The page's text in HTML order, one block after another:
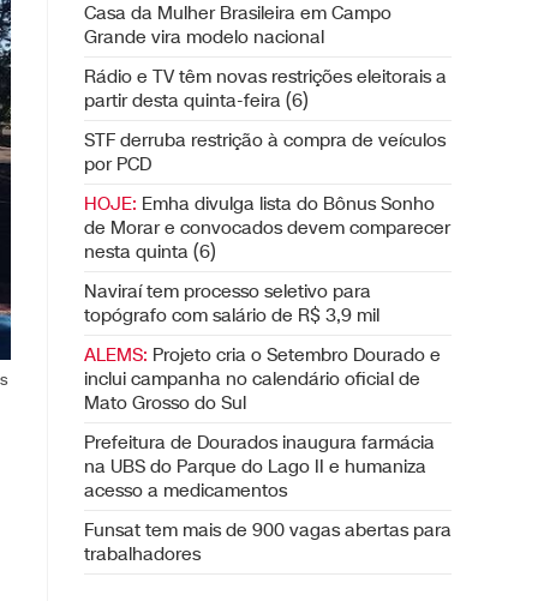
Casa da Mulher Brasileira em Campo
Grande vira modelo nacional
Rádio e TV têm novas restrições eleitorais a
partir desta quinta-feira (6)
STF derruba restrição à compra de veículos
por PCD
HOJE: Emha divulga lista do Bônus Sonho
de Morar e convocados devem comparecer
nesta quinta (6)
Naviraí tem processo seletivo para
topógrafo com salário de R$ 3,9 mil
ALEMS: Projeto cria o Setembro Dourado e
inclui campanha no calendário oficial de
Mato Grosso do Sul
Prefeitura de Dourados inaugura farmácia
na UBS do Parque do Lago II e humaniza
acesso a medicamentos
Funsat tem mais de 900 vagas abertas para
trabalhadores